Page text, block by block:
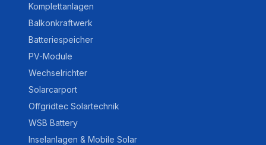
Komplettanlagen
Balkonkraftwerk
Batteriespeicher
PV-Module
Wechselrichter
Solarcarport
Offgridtec Solartechnik
WSB Battery
Inselanlagen & Mobile Solar